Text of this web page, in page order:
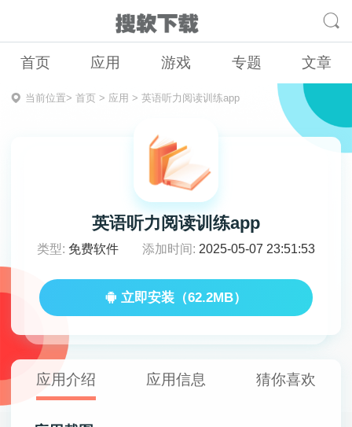
首页 应用 游戏 专题 文章
当前位置> 首页> 应用 > ​英语听力阅读训练app
​英语听力阅读训练app
类型: 免费软件 添加时间: 2025-05-07 23:51:53
立即安装（62.2MB）
应用介绍 应用信息 猜你喜欢